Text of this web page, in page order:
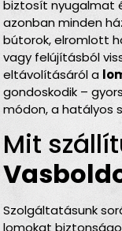
biztosít nyugalmat
azonban minden
bútorok, elromlott
vagy felújításból
eltávolításáról a
gondoskodik –
módon, a hatályos
Mit
Szolgáltatásunk